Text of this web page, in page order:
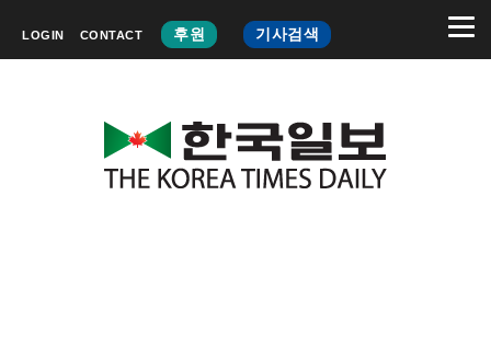
LOGIN CONTACT 후원 기사검색